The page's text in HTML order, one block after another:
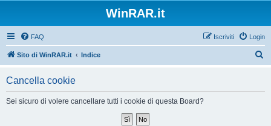
WinRAR.it
FAQ Login
Iscriviti
Sito di WinRAR.it Indice
Cancella cookie
Sei sicuro di volere cancellare tutti i cookie di questa Board?